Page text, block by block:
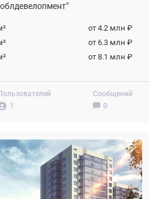
1
Сообщений
0
от 4.2 млн ₽
от 6.3 млн ₽
от 8.1 млн ₽